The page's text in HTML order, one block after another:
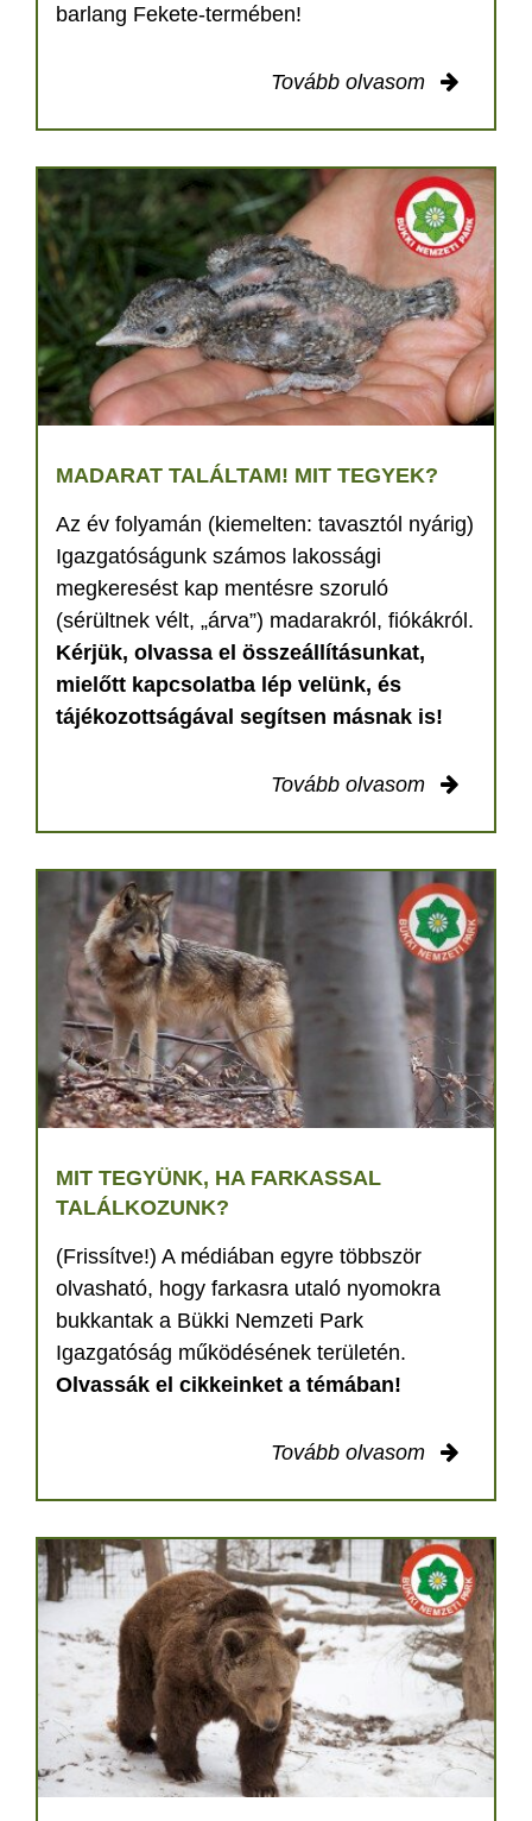
barlang Fekete-termében!
Tovább olvasom
MADARAT TALÁLTAM! MIT TEGYEK?
Az év folyamán (kiemelten: tavasztól nyárig)
Igazgatóságunk számos lakossági
megkeresést kap mentésre szoruló
(sérültnek vélt, „árva”) madarakról, fiókákról.
Kérjük, olvassa el összeállításunkat,
mielőtt kapcsolatba lép velünk, és
tájékozottságával segítsen másnak is!
Tovább olvasom
MIT TEGYÜNK, HA FARKASSAL
TALÁLKOZUNK?
(Frissítve!) A médiában egyre többször
olvasható, hogy farkasra utaló nyomokra
bukkantak a Bükki Nemzeti Park
Igazgatóság működésének területén.
Olvassák el cikkeinket a témában!
Tovább olvasom